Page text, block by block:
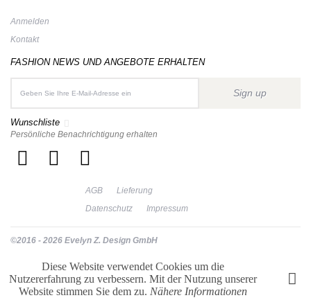
Diese Website verwendet Cookies um die
Nutzererfahrung zu verbessern. Mit der Nutzung unserer
Website stimmen Sie dem zu. Nähere Informationen
Anmelden
Kontakt
FASHION NEWS UND ANGEBOTE ERHALTEN
Sign up
Wunschliste
Persönliche Benachrichtigung erhalten
AGB
Lieferung
Datenschutz
Impressum
©2016 - 2026 Evelyn Z. Design GmbH